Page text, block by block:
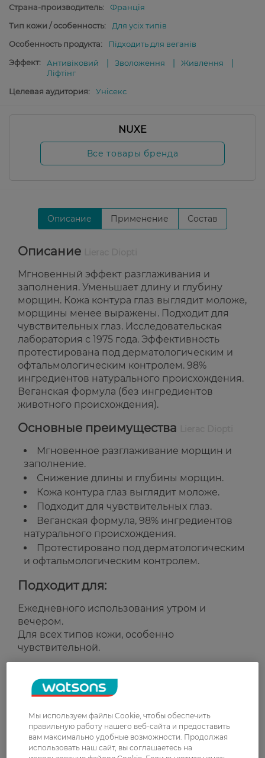
Страна-производитель:
Франція
Тип кожи / особенность:
Для усіх типів
Особенность продукта:
Підходить для веганів
Эффект:
Антивіковий Зволоження
Живлення
Ліфтінг
Целевая аудитория:
Унісекс
NUXE
Все товары бренда
Описание Применение Состав
Описание
Мгновенный эффект разглаживания и
заполнения. Уменьшает длину и глубину
морщин. Кожа контура глаз выглядит моложе,
морщины менее выражены. Подходит для
чувствительных глаз. Исследовательская
лаборатория с 1975 года. Эффективность
протестирована под дерматологическим и
офтальмологическим контролем. 98%
ингредиентов натурального происхождения.
Веганская формула (без ингредиентов
животного происхождения).
Основные преимущества
Мгновенное разглаживание морщин и
заполнение.
Снижение длины и глубины морщин.
Кожа контура глаз выглядит моложе.
Подходит для чувствительных глаз.
Веганская формула, 98% ингредиентов
натурального происхождения.
Протестировано под дерматологическим
и офтальмологическим контролем.
Подходит для:
Ежедневного использования утром и
вечером.
Для всех типов кожи, особенно
чувствительной.
0 0 відгуків
Мы используем файлы Cookie, чтобы обеспечить
правильную работу нашего веб-сайта и предоставить
вам максимально удобные возможности. Продолжая
использовать наш сайт, вы соглашаетесь на